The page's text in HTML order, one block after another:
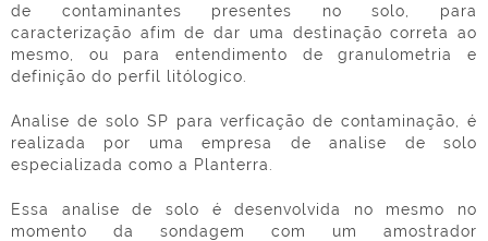
de contaminantes presentes no solo, para
caracterização afim de dar uma destinação correta ao
mesmo, ou para entendimento de granulometria e
definição do perfil litólogico.
Analise de solo SP para verficação de contaminação, é
realizada por umaempresa de analise de solo
especializada como a Planterra.
Essa analise de solo é desenvolvida no mesmo no
momento da sondagem com um amostrador